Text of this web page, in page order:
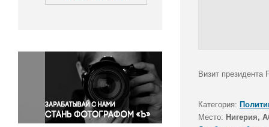
Окружающая среда
Политика
Правосудие
Происшествия и конфликты
Религия
Визит
Категория:
Место: Нигерия,